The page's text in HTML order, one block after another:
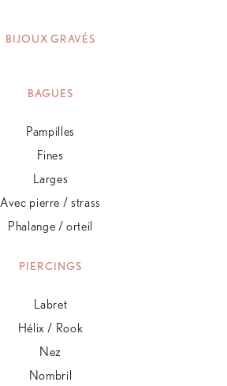
BIJOUX GRAVÉS
BAGUES
Pampilles
Fines
Larges
Avec pierre / strass
Phalange / orteil
PIERCINGS
Labret
Hélix / Rook
Nez
Nombril